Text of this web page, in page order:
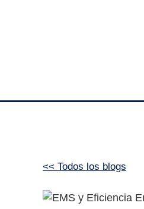
<< Todos los blogs